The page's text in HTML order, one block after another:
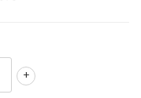
+